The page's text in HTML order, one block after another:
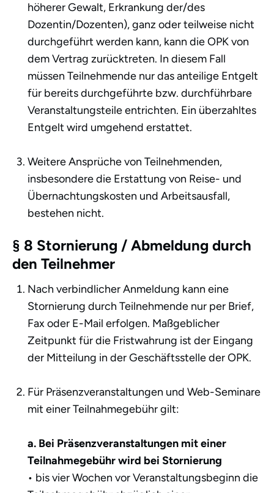
höherer Gewalt, Erkrankung der/des
Dozentin/Dozenten), ganz oder teilweise nicht
durchgeführt werden kann, kann die OPK von
dem Vertrag zurücktreten. In diesem Fall
müssen Teilnehmende nur das anteilige Entgelt
für bereits durchgeführte bzw. durchführbare
Veranstaltungsteile entrichten. Ein überzahltes
Entgelt wird umgehend erstattet.
Weitere Ansprüche von Teilnehmenden,
insbesondere die Erstattung von Reise- und
Übernachtungskosten und Arbeitsausfall,
bestehen nicht.
§ 8 Stornierung / Abmeldung durch
den Teilnehmer
Nach verbindlicher Anmeldung kann eine
Stornierung durch Teilnehmende nur per Brief,
Fax oder E-Mail erfolgen. Maßgeblicher
Zeitpunkt für die Fristwahrung ist der Eingang
der Mitteilung in der Geschäftsstelle der OPK.
Für Präsenzveranstaltungen und Web-Seminare
mit einer Teilnahmegebühr gilt:
a. Bei Präsenzveranstaltungen mit einer
Teilnahmegebühr wird bei Stornierung
• bis vier Wochen vor Veranstaltungsbeginn die